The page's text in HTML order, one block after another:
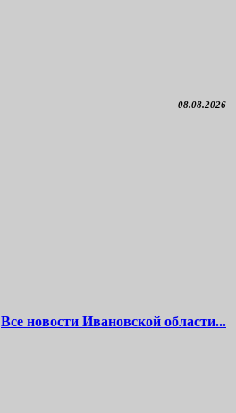
08.08.2026
Все новости Ивановской области...